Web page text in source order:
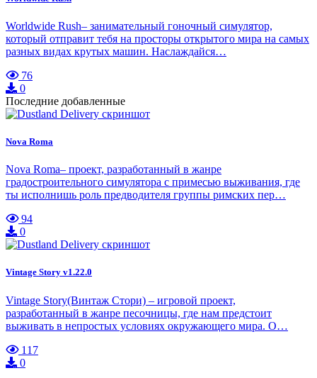
Worldwide Rush– занимательный гоночный симулятор,
который отправит тебя на просторы открытого мира на самых
разных видах крутых машин. Наслаждайся…
76
0
Последние добавленные
Nova Roma
Nova Roma– проект, разработанный в жанре
градостроительного симулятора с примесью выживания, где
ты исполнишь роль предводителя группы римских пер…
94
0
Vintage Story v1.22.0
Vintage Story(Винтаж Стори) – игровой проект,
разработанный в жанре песочницы, где нам предстоит
выживать в непростых условиях окружающего мира. О…
117
0